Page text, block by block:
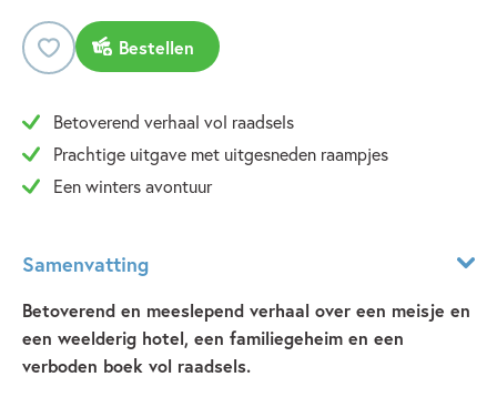
Bestellen
Betoverend verhaal vol raadsels
Prachtige uitgave met uitgesneden raampjes
Een winters avontuur
Samenvatting
Betoverend en meeslepend verhaal over een meisje en
een weelderig hotel, een familiegeheim en een
verboden boek vol raadsels.